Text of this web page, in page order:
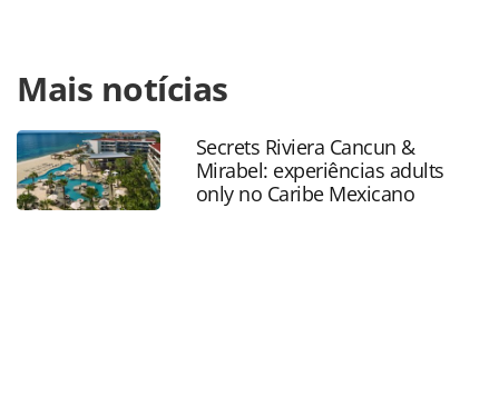
https://www.panrotas.com.br/hotelaria/inauguracoes/
group-inaugura-hotel-boutique-em-denver-
eua_192199.html ou as ferramentas oferecidas na página.
Todo o conteúdo produzido pela PANROTAS Editora é
protegido pela legislação brasileira sobre direito autoral.
Não reproduza o conteúdo sem autorização da PANROTAS
Mais notícias
Secrets Riviera Cancun &
Mirabel: experiências adults
only no Caribe Mexicano